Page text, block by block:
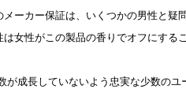
メーカー保証は、いくつかの男性と疑
は女性がこの製品の香りでオフにする
が成長していないよう忠実な少数の